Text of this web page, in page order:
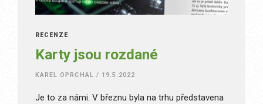
RECENZE
Karty jsou rozdané
KAREL OPRCHAL / 19.5.2022
Je to za námi. V březnu byla na trhu představena